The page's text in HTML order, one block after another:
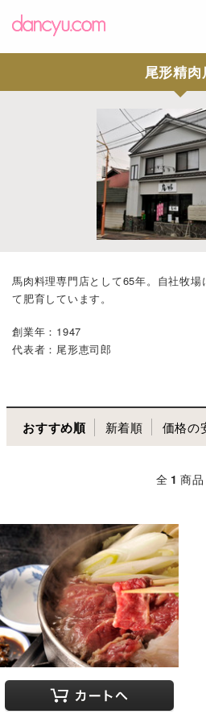
尾形精肉
馬肉料理専門店として65年。自社牧
て肥育しています。
創業年：1947
代表者：尾形恵司郎
おすすめ順 新着順 価格の
全 1 商品